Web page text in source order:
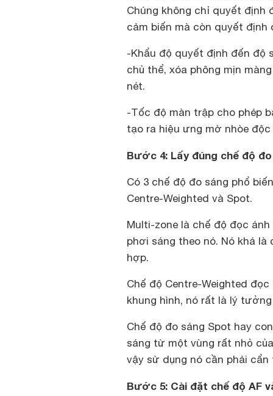
Chúng không chỉ quyết
cảm biến mà còn quyết định
-Khẩu độ quyết định đến độ
chủ thể, xóa phông mịn
nét.
-Tốc độ màn trập cho phép
tạo ra hiệu ưng mờ nhòe độc
Bước 4: Lấy đúng chế độ
Có 3 chế độ đo sáng phổ
Centre-Weighted và Spot.
Multi-zone là chế độ đọc
phơi sáng theo nó. Nó khá
hợp.
Chế độ Centre-Weighted
khung hình, nó rất là lý
Chế độ đo sáng Spot hay
sáng từ một vùng rất nhỏ
vậy sử dụng nó cần phải cẩn
Bước 5: Cài đặt chế độ AF